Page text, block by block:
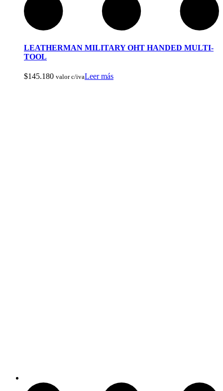
Arcos y Ballestas
LEATHERMAN MILITARY OHT HANDED MULTI-
TOOL
$145.180 valor c/ivaLeer más